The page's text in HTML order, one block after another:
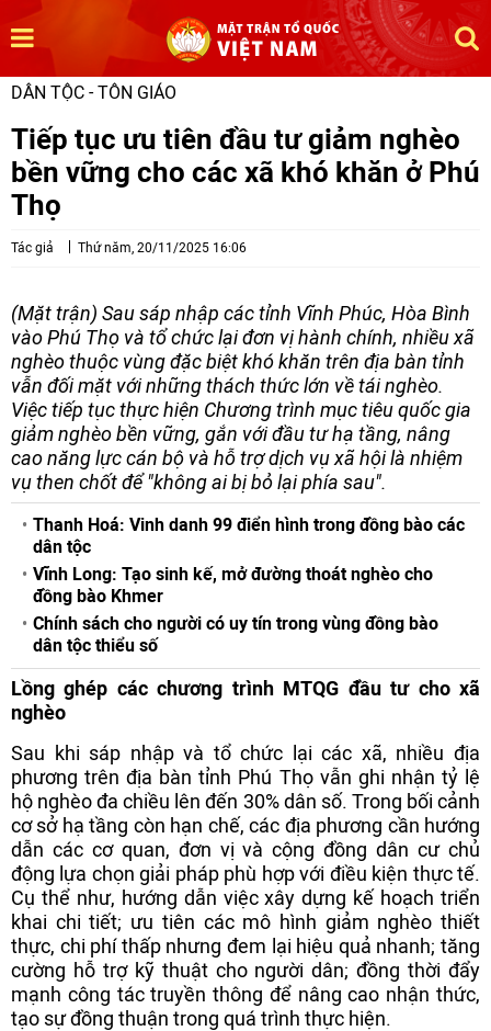
DÂN TỘC - TÔN GIÁO
Tiếp tục ưu tiên đầu tư giảm nghèo
bền vững cho các xã khó khăn ở Phú
Thọ
Tác giả Thứ năm, 20/11/2025 16:06
(Mặt trận) Sau sáp nhập các tỉnh Vĩnh Phúc, Hòa Bình
vào Phú Thọ và tổ chức lại đơn vị hành chính, nhiều xã
nghèo thuộc vùng đặc biệt khó khăn trên địa bàn tỉnh
vẫn đối mặt với những thách thức lớn về tái nghèo.
Việc tiếp tục thực hiện Chương trình mục tiêu quốc gia
giảm nghèo bền vững, gắn với đầu tư hạ tầng, nâng
cao năng lực cán bộ và hỗ trợ dịch vụ xã hội là nhiệm
vụ then chốt để "không ai bị bỏ lại phía sau".
Thanh Hoá: Vinh danh 99 điển hình trong đồng bào các
dân tộc
Vĩnh Long: Tạo sinh kế, mở đường thoát nghèo cho
đồng bào Khmer
Chính sách cho người có uy tín trong vùng đồng bào
dân tộc thiểu số
Lồng ghép các chương trình MTQG đầu tư cho xã
nghèo
Sau khi sáp nhập và tổ chức lại các xã, nhiều địa
phương trên địa bàn tỉnh Phú Thọ vẫn ghi nhận tỷ lệ
hộ nghèo đa chiều lên đến 30% dân số. Trong bối cảnh
cơ sở hạ tầng còn hạn chế, các địa phương cần hướng
dẫn các cơ quan, đơn vị và cộng đồng dân cư chủ
động lựa chọn giải pháp phù hợp với điều kiện thực tế.
Cụ thể như, hướng dẫn việc xây dựng kế hoạch triển
khai chi tiết; ưu tiên các mô hình giảm nghèo thiết
thực, chi phí thấp nhưng đem lại hiệu quả nhanh; tăng
cường hỗ trợ kỹ thuật cho người dân; đồng thời đẩy
mạnh công tác truyền thông để nâng cao nhận thức,
tạo sự đồng thuận trong quá trình thực hiện.